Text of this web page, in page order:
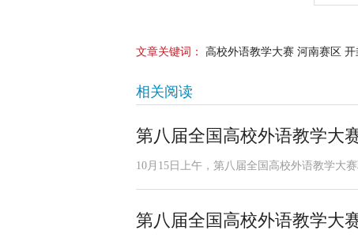
文章关键词： 高校外语教学大赛 河南赛区
相关阅读
第八届全国高校外语教学大
10月15日上午，第八届全国高校外语教学大
第八届全国高校外语教学大